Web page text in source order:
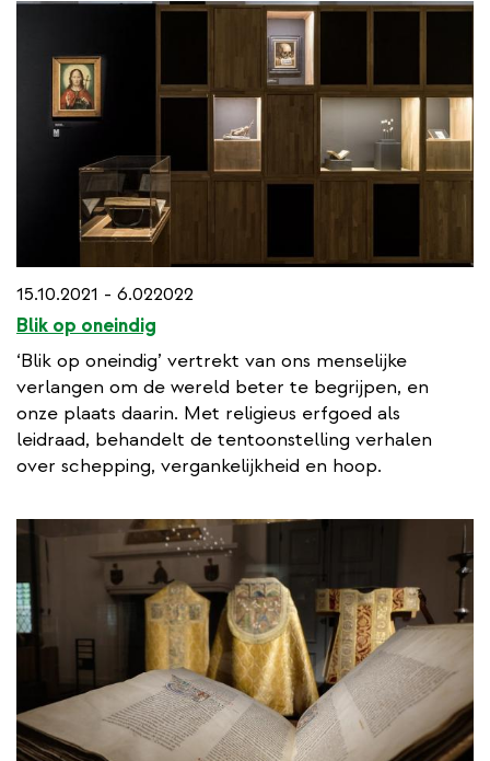
15.10.2021 - 6.022022
Blik op oneindig
‘Blik op oneindig’ vertrekt van ons menselijke
verlangen om de wereld beter te begrijpen, en
onze plaats daarin. Met religieus erfgoed als
leidraad, behandelt de tentoonstelling verhalen
over schepping, vergankelijkheid en hoop.